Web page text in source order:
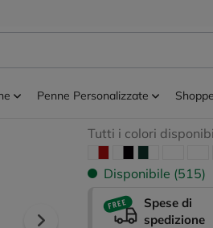
Penne Personalizzate
T-shirt a
Bugatti
Tutti i colori
Disponibile (515)
Spese di
spedizione